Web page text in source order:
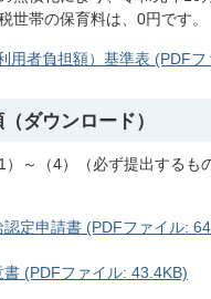
世帯の保育料は、0円です。
用者負担額）基準表 (PDF
ダウンロード）
）～（4）（必ず提出するも
認定申請書 (PDFファイル:
書 (PDFファイル: 43.4KB)